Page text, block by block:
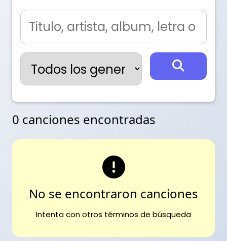
0 canciones encontradas
No se encontraron canciones
Intenta con otros términos de búsqueda